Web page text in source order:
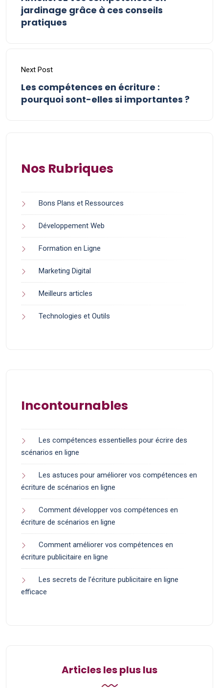
jardinage grâce à ces conseils
pratiques
Next Post
Les compétences en écriture :
pourquoi sont-elles si importantes ?
Nos Rubriques
Bons Plans et Ressources
Développement Web
Formation en Ligne
Marketing Digital
Meilleurs articles
Technologies et Outils
Incontournables
Les compétences essentielles pour écrire des
scénarios en ligne
Les astuces pour améliorer vos compétences en
écriture de scénarios en ligne
Comment développer vos compétences en
écriture de scénarios en ligne
Comment améliorer vos compétences en
écriture publicitaire en ligne
Les secrets de l’écriture publicitaire en ligne
efficace
Articles les plus lus